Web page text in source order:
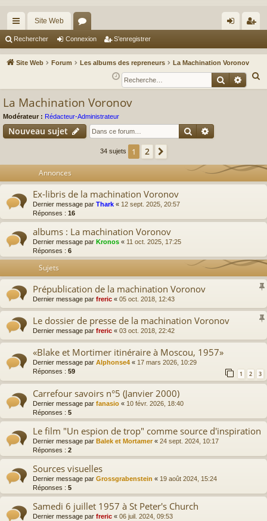
cc
ès
Site Web
or
u ne
xi
nr
eg
Rechercher Connexion S’enregistrer
Site Web Forum Les albums des repreneurs
La Machination Voronov
e
h
e
La Machination Voronov
Modérateur : Rédacteur-Administrateur
Nouveau sujet Rechercher
34 sujets 1 2
Annonces
Ex-libris de la machination Voronov
Dernier message par Thark « 12 sept. 2025, 20:57
Réponses : 16
albums : La machination Voronov
Dernier message par Kronos « 11 oct. 2025, 17:25
Réponses : 6
Sujets
Prépublication de la machination Voronov
Dernier message par freric « 05 oct. 2018, 12:43
Le dossier de presse de la machination Voronov
Dernier message par freric « 03 oct. 2018, 22:42
«Blake et Mortimer itinéraire à Moscou, 1957»
Dernier message par Alphonse4 « 17 mars 2026, 10:29
Réponses : 59 1 2 3
Carrefour savoirs n°5 (Janvier 2000)
Dernier message par fanasio « 10 févr. 2026, 18:40
Réponses : 5
Le film "Un espion de trop" comme source d'inspiration
Dernier message par Balek et Mortamer« 24 sept. 2024, 10:17
Réponses : 2
Sources visuelles
Dernier message par Grossgrabenstein « 19 août 2024, 15:24
Réponses : 5
Samedi 6 juillet 1957 à St Peter's Church
Dernier message par freric « 06 juil. 2024, 09:53